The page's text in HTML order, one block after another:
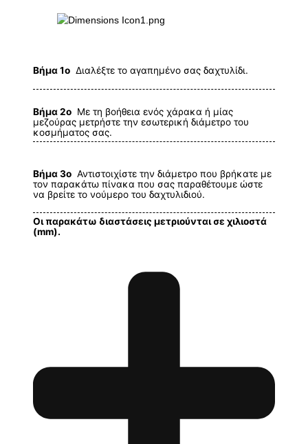
Βήμα 1ο Διαλέξτε το αγαπημένο σας δαχτυλίδι.
Βήμα 2ο Με τη βοήθεια ενός χάρακα ή μίας
μεζούρας μετρήστε την εσωτερική διάμετρο του
κοσμήματος σας.
Βήμα 3ο Αντιστοιχίστε την διάμετρο που βρήκατε με
τον παρακάτω πίνακα που σας παραθέτουμε ώστε
να βρείτε το νούμερο του δαχτυλιδιού.
Οι παρακάτω διαστάσεις μετριούνται σε χιλιοστά
(mm).